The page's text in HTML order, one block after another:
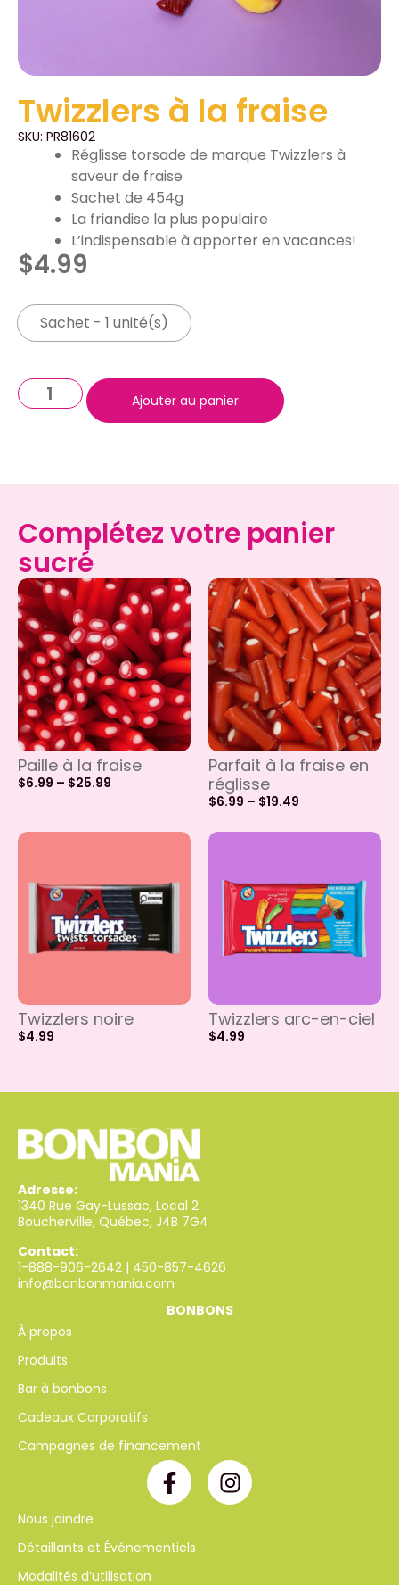
Twizzlers à la fraise
SKU: PR81602
Réglisse torsade de marque Twizzlers à
saveur de fraise
Sachet de 454g
La friandise la plus populaire
L’indispensable à apporter en vacances!
$4.99
Sachet - 1 unité(s)
Ajouter au panier
Complétez votre panier
sucré
Paille à la fraise
$6.99 – $25.99
Parfait à la fraise en
réglisse
$6.99 – $19.49
Twizzlers noire
$4.99
Twizzlers arc-en-ciel
$4.99
Adresse:
1340 Rue Gay-Lussac, Local 2
Boucherville, Québec, J4B 7G4
Contact:
1-888-906-2642 | 450-857-4626
info@bonbonmania.com
BONBONS
À propos
Produits
Bar à bonbons
Cadeaux Corporatifs
Campagnes de financement
Nous joindre
Détaillants et Événementiels
Modalités d’utilisation